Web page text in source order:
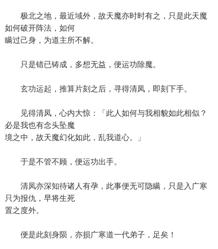
极北之地，最近域外，故天魔亦时时有之，只是此天魔
如何破开阵法，如何
瞒过己身，为道主所不解。
只是错已铸成，多想无益，便运功除魔。
玄功运起，推算片刻之后，寻得清凤，即刻下手。
见得清凤，心内大惊：「此人如何与我相貌如此相似？
必是我也有念头坠魔
境之中，故天魔幻化如此，乱我道心。」
于是不管不顾，便运功出手。
清凤亦深知待诸人有孕，此事便无可隐瞒，只是入广寒
只为报仇，早将生死
置之度外。
便是此刻身陨，亦损广寒道一代弟子，足矣！